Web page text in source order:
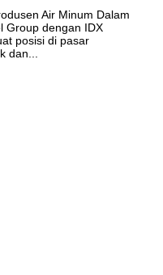
Air Minum Dalam
Group dengan IDX
posisi di pasar
dan...